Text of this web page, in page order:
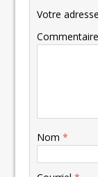
Votre
Commentaire
Nom*